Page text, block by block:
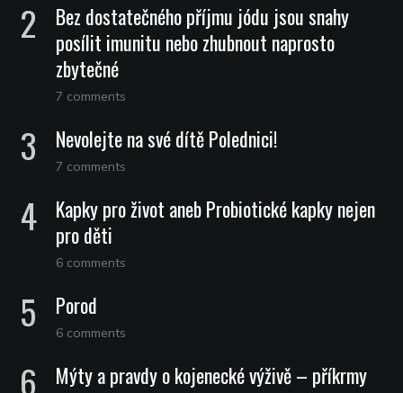
Bez dostatečného příjmu jódu jsou snahy
posílit imunitu nebo zhubnout naprosto
zbytečné
7 comments
Nevolejte na své dítě Polednici!
7 comments
Kapky pro život aneb Probiotické kapky nejen
pro děti
6 comments
Porod
6 comments
Mýty a pravdy o kojenecké výživě – příkrmy